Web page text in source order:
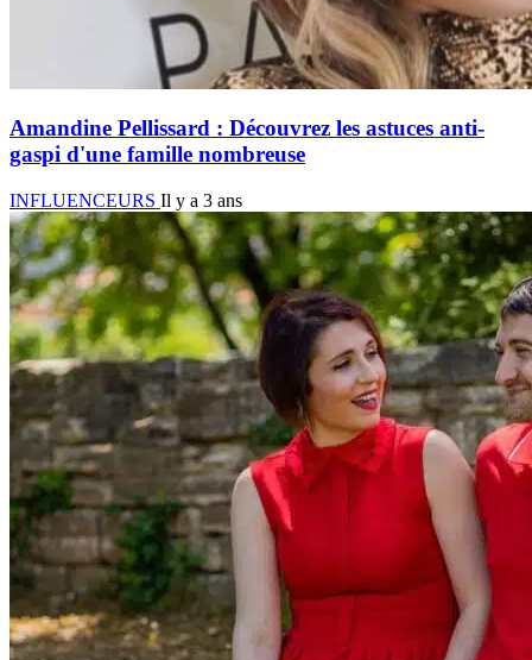
Amandine Pellissard : Découvrez les astuces anti-
gaspi d'une famille nombreuse
INFLUENCEURS Il y a 3 ans